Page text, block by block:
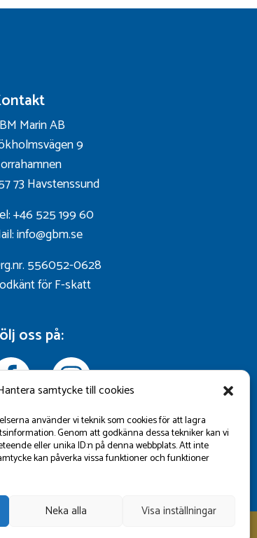
samtycke till cookies
använder vi teknik som cookies för att lagra
Genom att godkänna dessa tekniker kan vi
eller unika ID:n på denna webbplats. Att inte
kan påverka vissa funktioner och funktioner
Neka alla Visa inställningar
Marin AB
9
73 Havstenssund
+46 525 199 60
info@gbm.se
556052-0628
för F-skatt
oss på: